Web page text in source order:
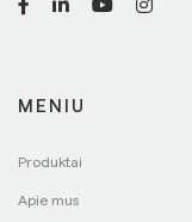
MENIU
Produktai
Apie mus